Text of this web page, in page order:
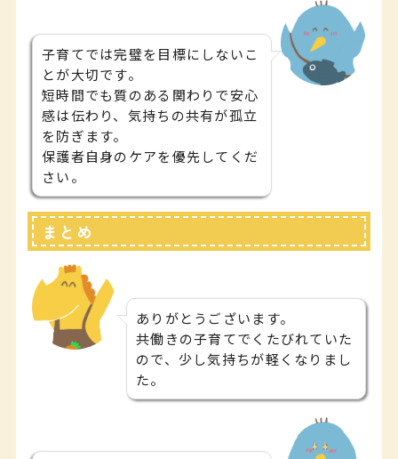
子育てでは完璧を目標にしないこ
とが大切です。
短時間でも質のある関わりで安心
感は伝わり、気持ちの共有が孤立
を防ぎます。
保護者自身のケアを優先してくだ
さい。
まとめ
ありがとうございます。
共働きの子育てでくたびれていた
ので、少し気持ちが軽くなりまし
た。